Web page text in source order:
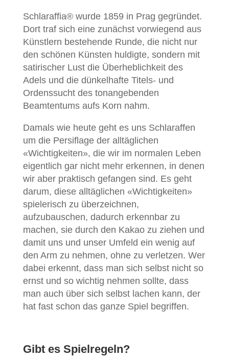
Schlaraffia® wurde 1859 in Prag gegründet.
Dort traf sich eine zunächst vorwiegend aus
Künstlern bestehende Runde, die nicht nur
den schönen Künsten huldigte, sondern mit
satirischer Lust die Überheblichkeit des
Adels und die dünkelhafte Titels- und
Ordenssucht des tonangebenden
Beamtentums aufs Korn nahm.
Damals wie heute geht es uns Schlaraffen
um die Persiflage der alltäglichen
«Wichtigkeiten», die wir im normalen Leben
eigentlich gar nicht mehr erkennen, in denen
wir aber praktisch gefangen sind. Es geht
darum, diese alltäglichen «Wichtigkeiten»
spielerisch zu überzeichnen,
aufzubauschen, dadurch erkennbar zu
machen, sie durch den Kakao zu ziehen und
damit uns und unser Umfeld ein wenig auf
den Arm zu nehmen, ohne zu verletzen. Wer
dabei erkennt, dass man sich selbst nicht so
ernst und so wichtig nehmen sollte, dass
man auch über sich selbst lachen kann, der
hat fast schon das ganze Spiel begriffen.
Gibt es Spielregeln?